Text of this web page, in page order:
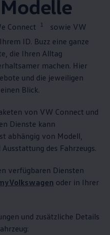
Modelle
Connect 1
sowie VW
ID. Buzz eine ganze
die Ihren Alltag
machen. Hier
und die jeweiligen
Blick.
von VW Connect und
Dienste kann
abhängig von Modell,
des Fahrzeugs.
verfügbaren Diensten
oder in Ihrer
und zusätzliche Details